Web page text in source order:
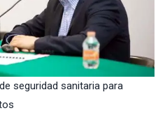
seguridad sanitaria para